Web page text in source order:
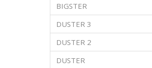
BIGSTER
DUSTER 3
DUSTER 2
DUSTER